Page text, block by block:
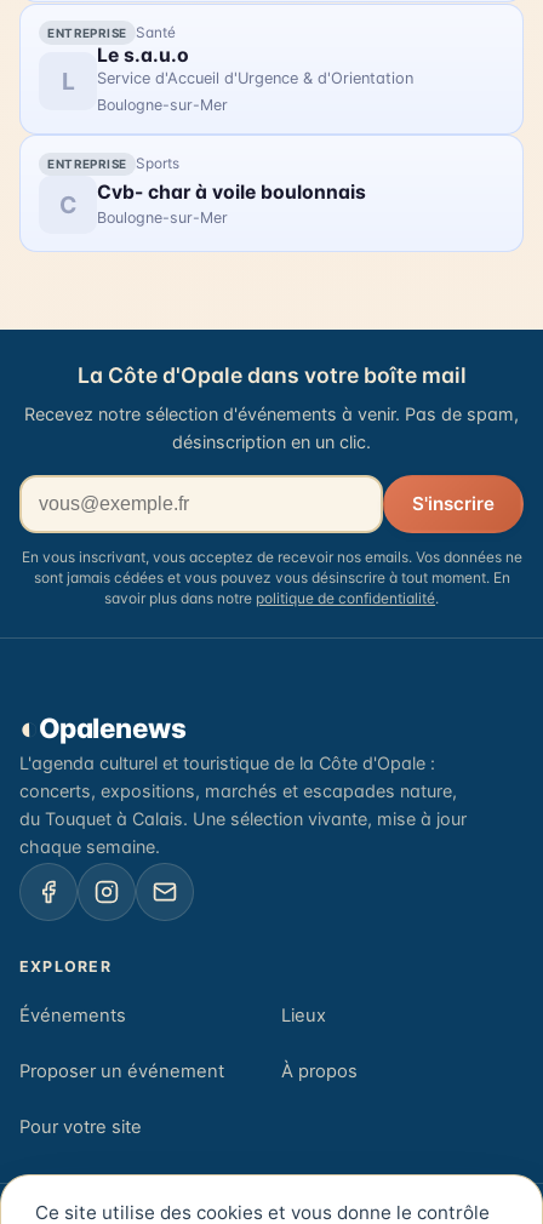
événement familial qui permet de célébrer la mer et
la communauté de Grand-Fort-Philippe.
ENTREPRISE Santé
L
Le s.a.u.o
Service d'Accueil d'Urgence & d'Orientation
Boulogne-sur-Mer
ENTREPRISE Sports
C Cvb- char à voile boulonnais
Boulogne-sur-Mer
La Côte d'Opale dans votre boîte mail
Recevez notre sélection d'événements à venir. Pas de spam,
désinscription en un clic.
Votre adresse email
S'inscrire
En vous inscrivant, vous acceptez de recevoir nos emails. Vos données ne
sont jamais cédées et vous pouvez vous désinscrire à tout moment. En
savoir plus dans notre politique de confidentialité.
◐ Opalenews
L'agenda culturel et touristique de la Côte d'Opale :
concerts, expositions, marchés et escapades nature,
du Touquet à Calais. Une sélection vivante, mise à jour
chaque semaine.
EXPLORER
Événements Lieux
Proposer un événement À propos
Pour votre site
Ce site utilise des cookies et vous donne le contrôle